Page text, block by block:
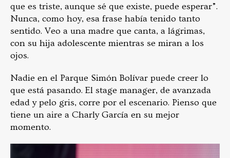
que es triste, aunque sé que existe, puede esperar”.
Nunca, como hoy, esa frase había tenido tanto
sentido. Veo a una madre que canta, a lágrimas,
con su hija adolescente mientras se miran a los
ojos.
Nadie en el Parque Simón Bolívar puede creer lo
que está pasando. El stage manager, de avanzada
edad y pelo gris, corre por el escenario. Pienso que
tiene un aire a Charly García en su mejor
momento.